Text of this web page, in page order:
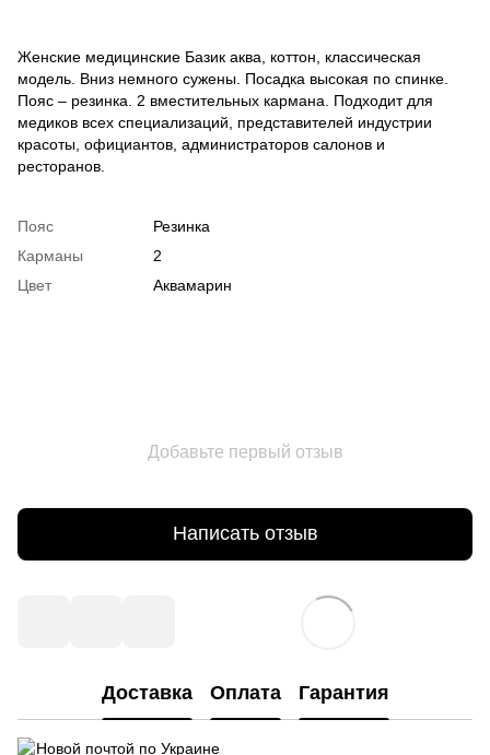
Женские медицинские Базик аква, коттон, классическая
модель. Вниз немного сужены. Посадка высокая по спинке.
Пояс – резинка. 2 вместительных кармана. Подходит для
медиков всех специализаций, представителей индустрии
красоты, официантов, администраторов салонов и
ресторанов.
Пояс
Резинка
Карманы
2
Цвет
Аквамарин
Добавьте первый отзыв
Написать отзыв
Доставка Оплата Гарантия
Новой почтой по Украине